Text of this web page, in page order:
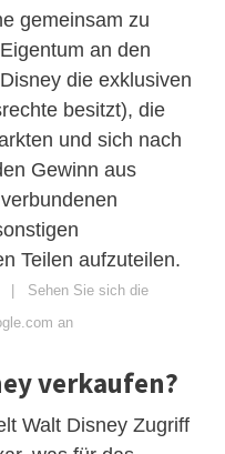
gemeinsam zu
an den
die exklusiven
besitzt), die
und sich nach
Gewinn aus
Teilen aufzuteilen.
| Sehen Sie sich die
an
verkaufen?
Walt Disney Zugriff